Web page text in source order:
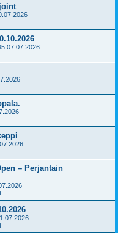
07.07.2026
– Perjantain